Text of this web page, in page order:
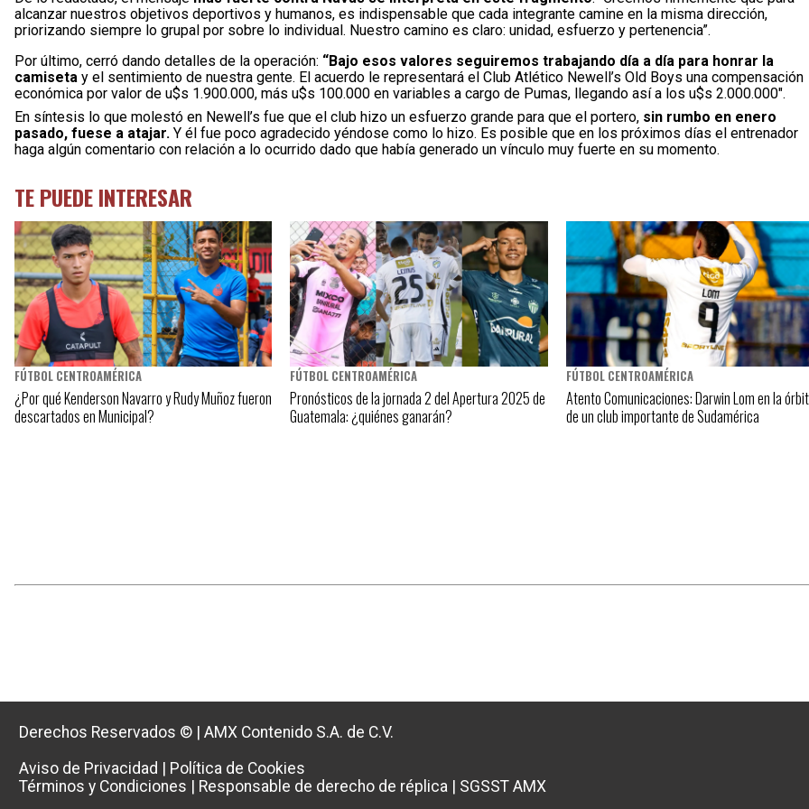
alcanzar nuestros objetivos deportivos y humanos, es indispensable que cada integrante camine en la misma dirección,
priorizando siempre lo grupal por sobre lo individual. Nuestro camino es claro: unidad, esfuerzo y pertenencia”.
Por último, cerró dando detalles de la operación: “Bajo esos valores seguiremos trabajando día a día para honrar la
camiseta y el sentimiento de nuestra gente. El acuerdo le representará el Club Atlético Newell’s Old Boys una compensación
económica por valor de u$s 1.900.000, más u$s 100.000 en variables a cargo de Pumas, llegando así a los u$s 2.000.000″.
En síntesis lo que molestó en Newell’s fue que el club hizo un esfuerzo grande para que el portero, sin rumbo en enero
pasado, fuese a atajar. Y él fue poco agradecido yéndose como lo hizo. Es posible que en los próximos días el entrenador
haga algún comentario con relación a lo ocurrido dado que había generado un vínculo muy fuerte en su momento.
TE PUEDE INTERESAR
FÚTBOL CENTROAMÉRICA
¿Por qué Kenderson Navarro y Rudy Muñoz fueron
descartados en Municipal?
FÚTBOL CENTROAMÉRICA
Pronósticos de la jornada 2 del Apertura 2025 de
Guatemala: ¿quiénes ganarán?
FÚTBOL CENTROAMÉRICA
Atento Comunicaciones: Darwin Lom en la
de un club importante de Sudamérica
Derechos Reservados © | AMX Contenido S.A. de C.V.
Aviso de Privacidad | Política de Cookies
Términos y Condiciones | Responsable de derecho de réplica | SGSST AMX